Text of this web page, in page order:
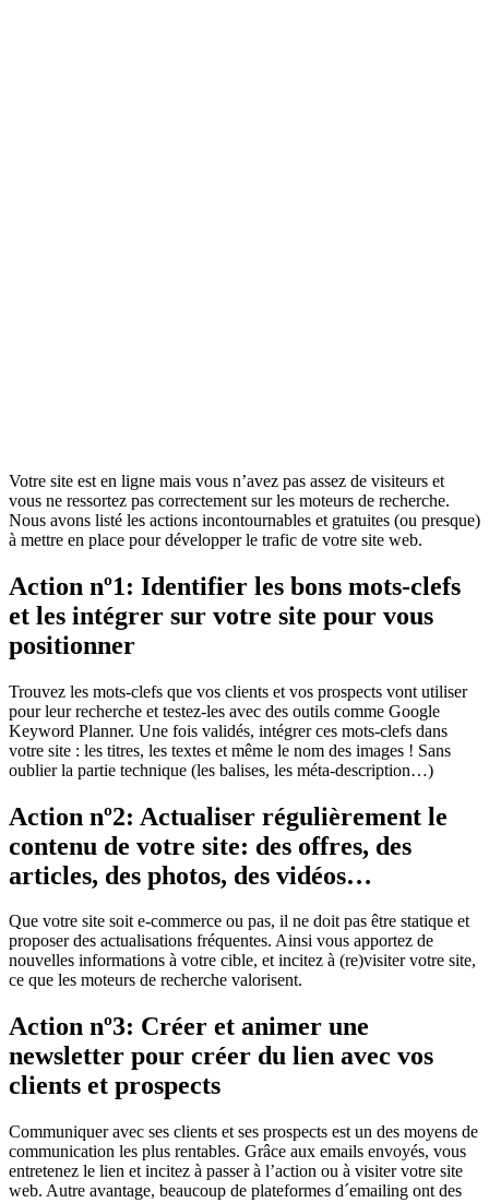
Votre site est en ligne mais vous n’avez pas assez de visiteurs et
vous ne ressortez pas correctement sur les moteurs de recherche.
Nous avons listé les actions incontournables et gratuites (ou presque)
à mettre en place pour développer le trafic de votre site web.
Action nº1: Identifier les bons mots-clefs
et les intégrer sur votre site pour vous
positionner
Trouvez les mots-clefs que vos clients et vos prospects vont utiliser
pour leur recherche et testez-les avec des outils comme Google
Keyword Planner. Une fois validés, intégrer ces mots-clefs dans
votre site : les titres, les textes et même le nom des images ! Sans
oublier la partie technique (les balises, les méta-description…)
Action nº2: Actualiser régulièrement le
contenu de votre site: des offres, des
articles, des photos, des vidéos…
Que votre site soit e-commerce ou pas, il ne doit pas être statique et
proposer des actualisations fréquentes. Ainsi vous apportez de
nouvelles informations à votre cible, et incitez à (re)visiter votre site,
ce que les moteurs de recherche valorisent.
Action nº3: Créer et animer une
newsletter pour créer du lien avec vos
clients et prospects
Communiquer avec ses clients et ses prospects est un des moyens de
communication les plus rentables. Grâce aux emails envoyés, vous
entretenez le lien et incitez à passer à l’action ou à visiter votre site
web. Autre avantage, beaucoup de plateformes d´emailing ont des